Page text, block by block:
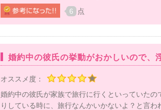
6 点
婚約中の彼氏の挙動がおかしいので、
オススメ度：
婚約中の彼氏が家族で旅行に行くといっていたの
りしている時に、旅行なんかいかないよ？と言わ